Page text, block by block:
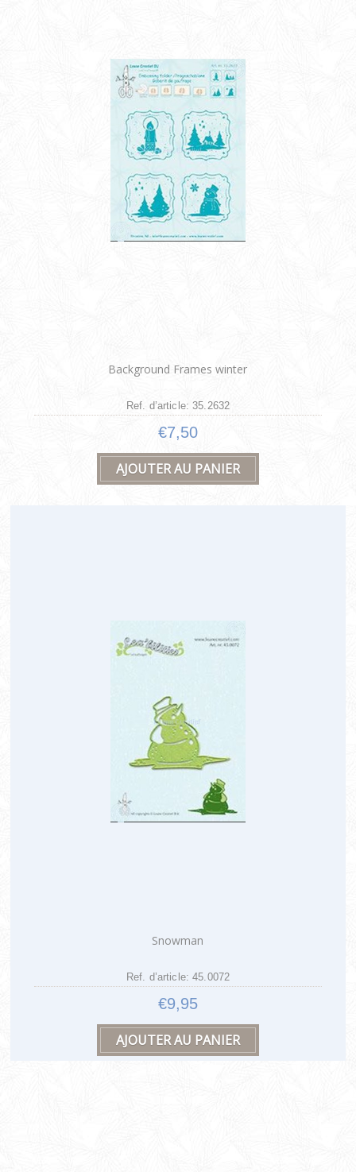
Background Frames winter
Ref. d’article: 35.2632
€7,50
Snowman
Ref. d’article: 45.0072
€9,95